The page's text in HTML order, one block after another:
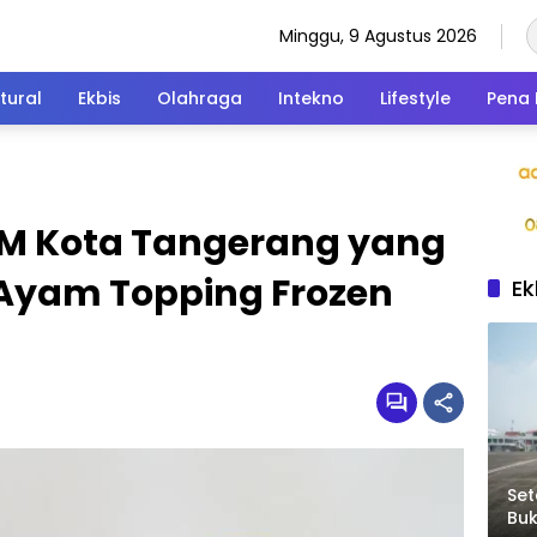
Minggu, 9 Agustus 2026
Ekbis Olahraga Intekno Lifestyle Pena
Kota Tangerang yang
Topping Frozen